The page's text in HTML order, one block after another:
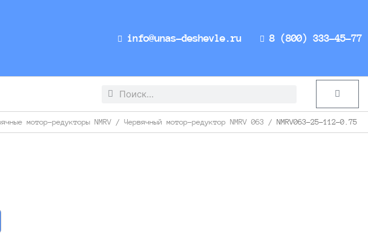
info@unas-deshevle.ru 8 (800) 333-45-77
Search
Search Cart
мотор-редукторы NMRV / Червячный мотор-редуктор NMRV 063 / NMRV063-25-112-0.75